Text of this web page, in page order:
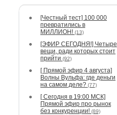
[Честный тест] 100 000
превратились в
МИЛЛИОН! (13)
[ЭФИР СЕГОДНЯ!] Четыре
вещи, ради которых стоит
прийти (92)
[ Прямой эфир 4 августа]
Волны Вульфа: где деньги
на самом деле? (77)
[ Сегодня в 19:00 МСК]
Прямой эфир про рынок
без конкуренции! (89)